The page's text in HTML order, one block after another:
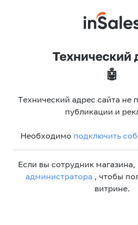
Технический
🤖
Технический адрес сайта не
публикации и
Необходимо подключить
Если вы сотрудник магазина,
администратора , чтобы
витрине.